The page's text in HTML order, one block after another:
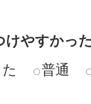
けやすかっ
普通